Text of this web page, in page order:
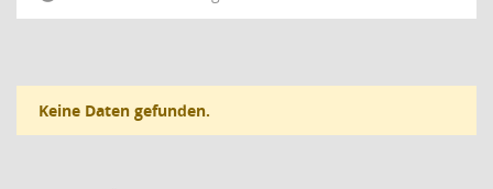
Keine Daten gefunden.